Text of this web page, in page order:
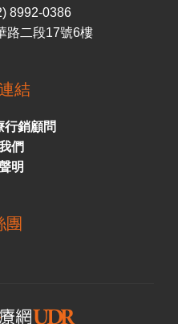
8992-0386
路二段17號6樓
結
行銷顧問
們
明
團